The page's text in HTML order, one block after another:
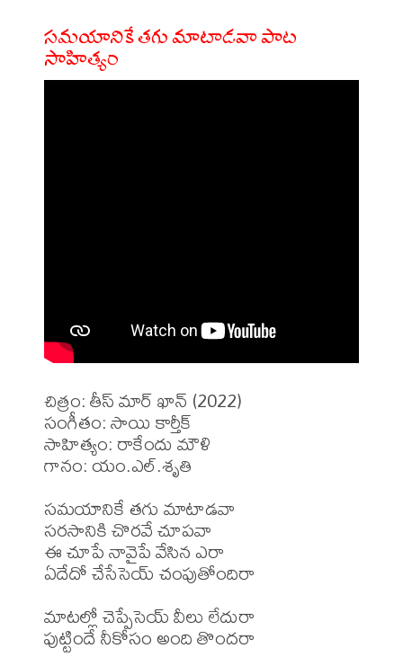
సమయానికే తగు మాటాడవా పాట
సాహిత్యం
చిత్రం: తీస్ మార్ ఖాన్ (2022)
సంగీతం: సాయి కార్తీక్
సాహిత్యం: రాకేందు మౌళి
గానం: యం.ఎల్.శృతి
సమయానికే తగు మాటాడవా
సరసానికి చొరవే చూపవా
ఈ చూపే నావైపే వేసిన ఎరా
ఏదేదో చేసేసెయ్ చంపుతోందిరా
మాటల్లో చెప్పేసెయ్ వీలు లేదురా
పుట్టిందే నీకోసం అంది తొందరా